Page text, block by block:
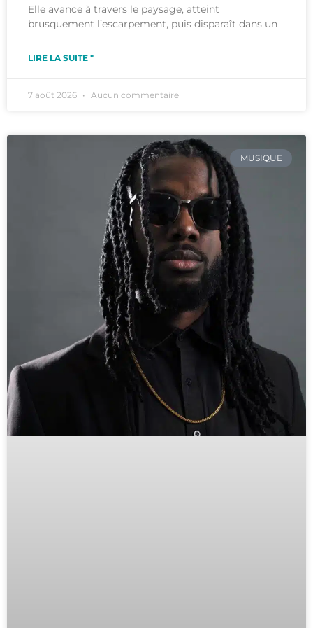
Elle avance à travers le paysage, atteint
brusquement l’escarpement, puis disparaît dans un
LIRE LA SUITE "
7 août 2026 Aucun commentaire
MUSIQUE